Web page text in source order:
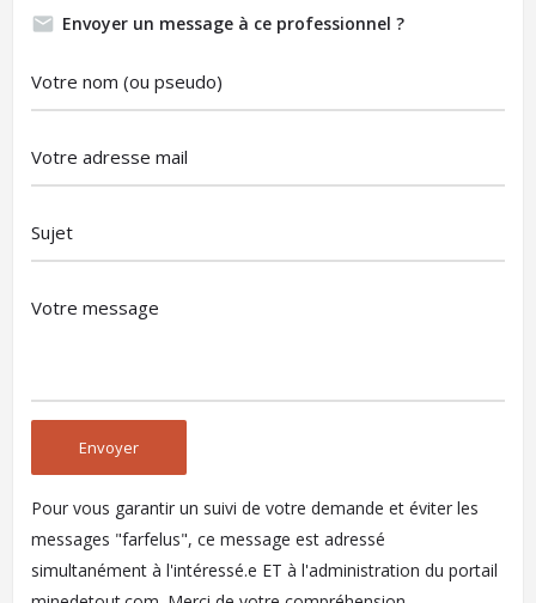
Envoyer un message à ce professionnel ?
Pour vous garantir un suivi de votre demande et éviter les
messages "farfelus", ce message est adressé
simultanément à l'intéressé.e ET à l'administration du portail